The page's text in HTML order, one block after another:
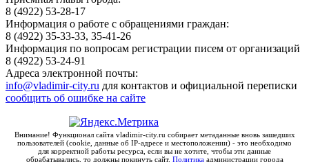
8 (4922) 53-28-17
Информация о работе с обращениями граждан:
8 (4922) 35-33-33, 35-41-26
Информация по вопросам регистрации писем от организаций
8 (4922) 53-24-91
Адреса электронной почты:
info@vladimir-city.ru для контактов и официальной переписки
сообщить об ошибке на сайте
Внимание! Функционал сайта vladimir-city.ru собирает метаданные вновь зашедших
пользователей (cookie, данные об IP-адресе и местоположении) - это необходимо
для корректной работы ресурса, если вы не хотите, чтобы эти данные
обрабатывались, то должны покинуть сайт. Политикаадминистрации города